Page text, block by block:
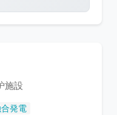
施設
発電